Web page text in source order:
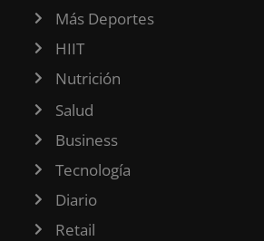
Más Deportes
HIIT
Nutrición
Salud
Business
Tecnología
Diario
Retail